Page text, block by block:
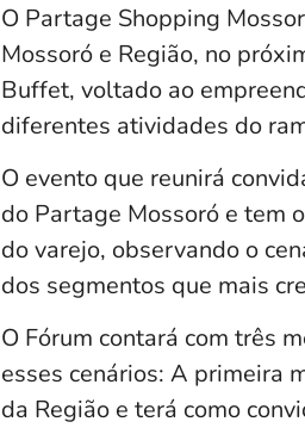
O Partage Shopping
Mossoró e Região, no
Buffet, voltado ao
diferentes atividades do
O evento que reunirá
do Partage Mossoró e tem
do varejo, observando o
dos segmentos que mais
O Fórum contará com três
esses cenários: A primeira
da Região e terá como